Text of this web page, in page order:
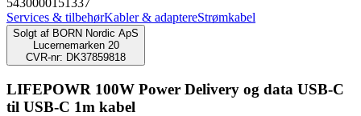
5430000151337
Services & tilbehørKabler & adaptereStrømkabel
Solgt af BORN Nordic ApS
Lucernemarken 20
CVR-nr: DK37859818
LIFEPOWR 100W Power Delivery og data USB-C
til USB-C 1m kabel